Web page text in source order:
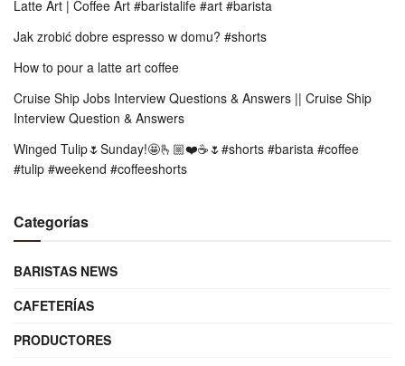
Latte Art | Coffee Art #baristalife #art #barista
Jak zrobić dobre espresso w domu? #shorts
How to pour a latte art coffee
Cruise Ship Jobs Interview Questions & Answers || Cruise Ship
Interview Question & Answers
Winged Tulip🌷Sunday!🤩🫰🏼❤️☕️🌷#shorts #barista #coffee
#tulip #weekend #coffeeshorts
Categorías
BARISTAS NEWS
CAFETERÍAS
PRODUCTORES